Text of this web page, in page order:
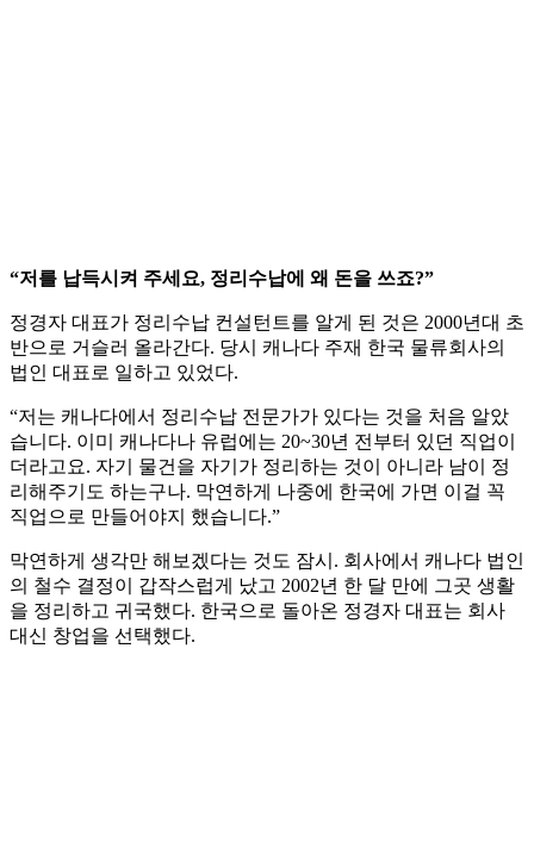
“저를 납득시켜 주세요, 정리수납에 왜 돈을 쓰죠?”
정경자 대표가 정리수납 컨설턴트를 알게 된 것은 2000년대 초
반으로 거슬러 올라간다. 당시 캐나다 주재 한국 물류회사의
법인 대표로 일하고 있었다.
“저는 캐나다에서 정리수납 전문가가 있다는 것을 처음 알았
습니다. 이미 캐나다나 유럽에는 20~30년 전부터 있던 직업이
더라고요. 자기 물건을 자기가 정리하는 것이 아니라 남이 정
리해주기도 하는구나. 막연하게 나중에 한국에 가면 이걸 꼭
직업으로 만들어야지 했습니다.”
막연하게 생각만 해보겠다는 것도 잠시. 회사에서 캐나다 법인
의 철수 결정이 갑작스럽게 났고 2002년 한 달 만에 그곳 생활
을 정리하고 귀국했다. 한국으로 돌아온 정경자 대표는 회사
대신 창업을 선택했다.